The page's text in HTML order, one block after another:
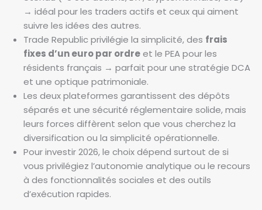
→ idéal pour les traders actifs et ceux qui aiment
suivre les idées des autres.
Trade Republic privilégie la simplicité, des frais
fixes d’un euro par ordreet le PEA pour les
résidents français → parfait pour une stratégie DCA
et une optique patrimoniale.
Les deux plateformes garantissent des dépôts
séparés et une sécurité réglementaire solide, mais
leurs forces diffèrent selon que vous cherchez la
diversification ou la simplicité opérationnelle.
Pour investir 2026, le choix dépend surtout de si
vous privilégiez l’autonomie analytique ou le recours
à des fonctionnalités sociales et des outils
d’exécution rapides.